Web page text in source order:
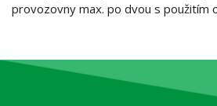
provozovny max. po dvou s použitím